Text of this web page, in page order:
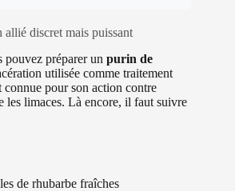
discret mais puissant
préparer un purin de
utilisée comme traitement
pour son action contre
les limaces. Là encore, il faut suivre
de rhubarbe fraîches